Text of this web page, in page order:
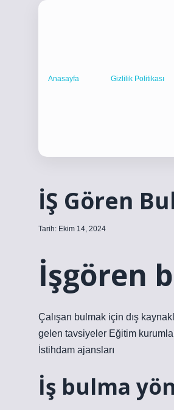
Anasayfa Gizlilik Politikası
İŞ Gören
Tarih: Ekim 14, 2024
İşgören
Çalışan bulmak için dış
gelen tavsiyeler Eğitim
İstihdam ajansları
İş bulma